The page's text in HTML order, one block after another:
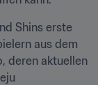
Shins erste
aus dem
deren aktuellen